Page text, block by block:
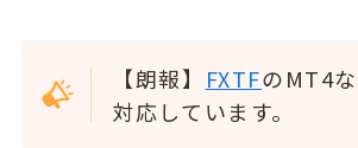
【朗報】 FXTFのMT4
対応しています。